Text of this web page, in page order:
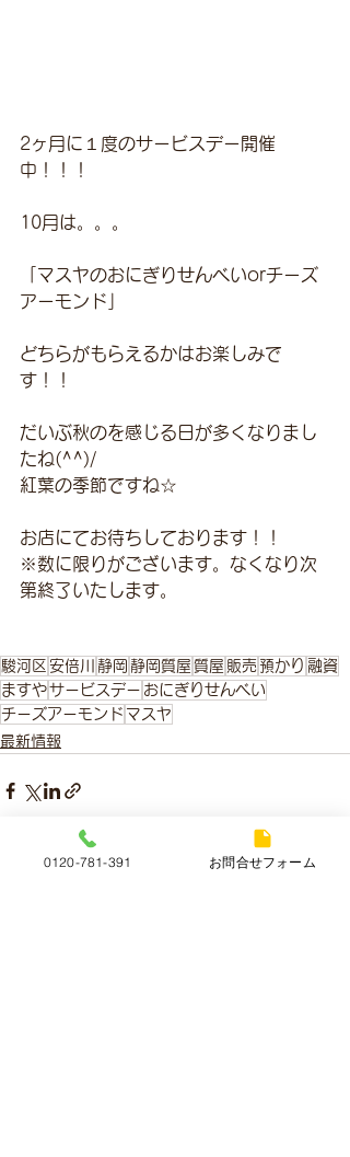
2ヶ月に１度のサービスデー開催
中！！！
10月は。。。
「マスヤのおにぎりせんべいorチーズ
アーモンド」
どちらがもらえるかはお楽しみで
す！！
だいぶ秋のを感じる日が多くなりまし
たね(^^)/
紅葉の季節ですね☆
お店にてお待ちしております！！
※数に限りがございます。なくなり次
第終了いたします。
駿河区 安倍川 静岡 静岡質屋 質屋 販売 預かり 融資
ますやサービスデー おにぎりせんべい
チーズアーモンド マスヤ
最新情報
最新記事 すべて表示
0120-781-391 お問合せフォーム